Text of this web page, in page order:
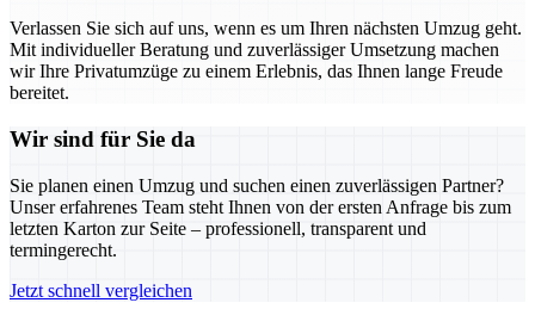
Verlassen Sie sich auf uns, wenn es um Ihren nächsten Umzug geht.
Mit individueller Beratung und zuverlässiger Umsetzung machen
wir Ihre Privatumzüge zu einem Erlebnis, das Ihnen lange Freude
bereitet.
Wir sind für Sie da
Sie planen einen Umzug und suchen einen zuverlässigen Partner?
Unser erfahrenes Team steht Ihnen von der ersten Anfrage bis zum
letzten Karton zur Seite – professionell, transparent und
termingerecht.
Jetzt schnell vergleichen